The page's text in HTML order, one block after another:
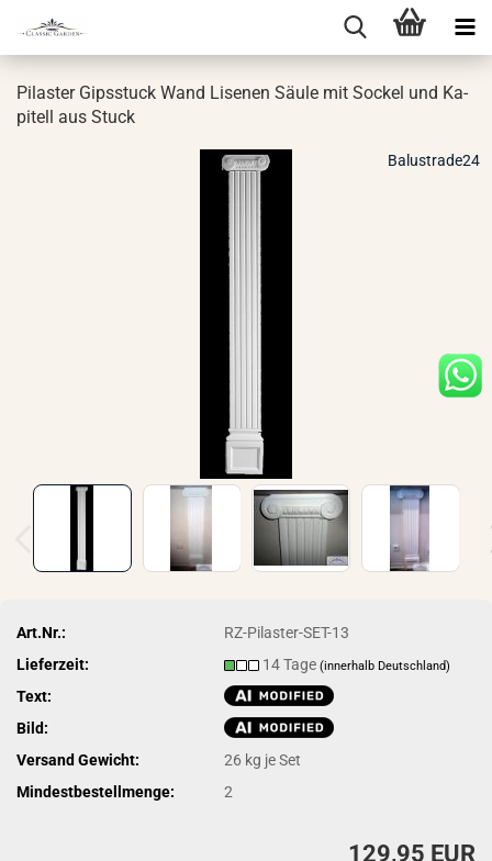
Pi­las­ter Gips­stuck Wand Li­se­nen Säule mit So­ckel und Ka­
pi­tell aus Stuck
Balustrade24
Art.Nr.:
RZ-Pilaster-SET-13
Lieferzeit:
14 Tage(innerhalb Deutschland)
Text:
Bild:
Versand Gewicht:
26 kg je Set
Mindestbestellmenge:
2
129,95 EUR